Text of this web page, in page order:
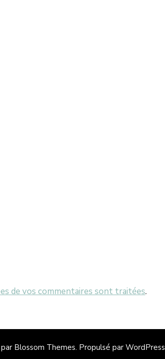
de vos commentaires sont traitées.
Blossom Themes. Propulsé par WordPress